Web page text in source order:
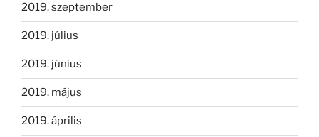
2019. szeptember
2019. július
2019. június
2019. május
2019. április